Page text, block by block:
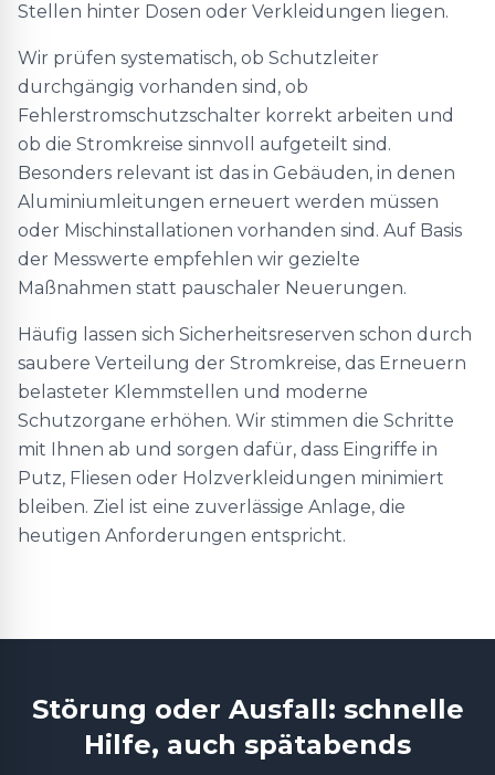
Stellen hinter Dosen oder Verkleidungen liegen.
Wir prüfen systematisch, ob Schutzleiter
durchgängig vorhanden sind, ob
Fehlerstromschutzschalter korrekt arbeiten und
ob die Stromkreise sinnvoll aufgeteilt sind.
Besonders relevant ist das in Gebäuden, in denen
Aluminiumleitungen erneuert werden müssen
oder Mischinstallationen vorhanden sind. Auf Basis
der Messwerte empfehlen wir gezielte
Maßnahmen statt pauschaler Neuerungen.
Häufig lassen sich Sicherheitsreserven schon durch
saubere Verteilung der Stromkreise, das Erneuern
belasteter Klemmstellen und moderne
Schutzorgane erhöhen. Wir stimmen die Schritte
mit Ihnen ab und sorgen dafür, dass Eingriffe in
Putz, Fliesen oder Holzverkleidungen minimiert
bleiben. Ziel ist eine zuverlässige Anlage, die
heutigen Anforderungen entspricht.
Störung oder Ausfall: schnelle
Hilfe, auch spätabends